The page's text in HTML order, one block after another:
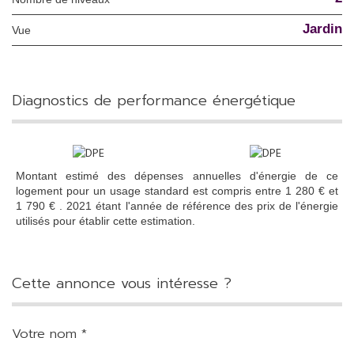
Vue Jardin
diagnostics de performance énergétique
Montant estimé des dépenses annuelles d'énergie de ce
logement pour un usage standard est compris entre 1 280 € et
1 790 € . 2021 étant l'année de référence des prix de l'énergie
utilisés pour établir cette estimation.
cette annonce vous intéresse ?
Votre nom *